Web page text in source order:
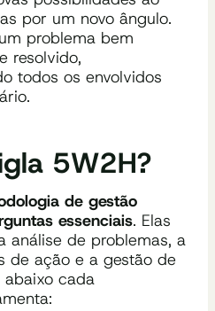
por um novo ângulo.
problema bem
resolvido,
todos os envolvidos
5W2H?
de gestão
essenciais. Elas
análise de problemas, a
de ação e a gestão de
abaixo cada